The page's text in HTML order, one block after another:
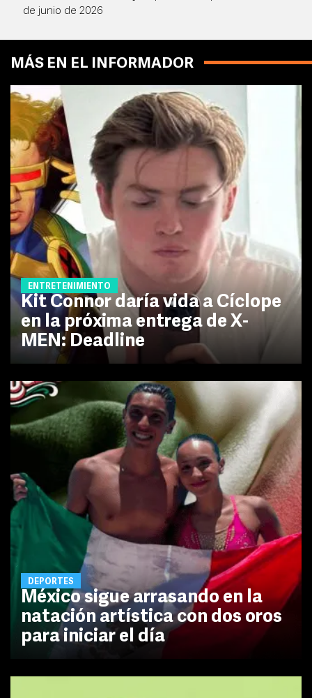
de junio de 2026
MÁS EN EL INFORMADOR
ENTRETENIMIENTO
Kit Connor daría vida a Cíclope
en la próxima entrega de X-
MEN: Deadline
DEPORTES
México sigue arrasando en la
natación artística con dos oros
para iniciar el día